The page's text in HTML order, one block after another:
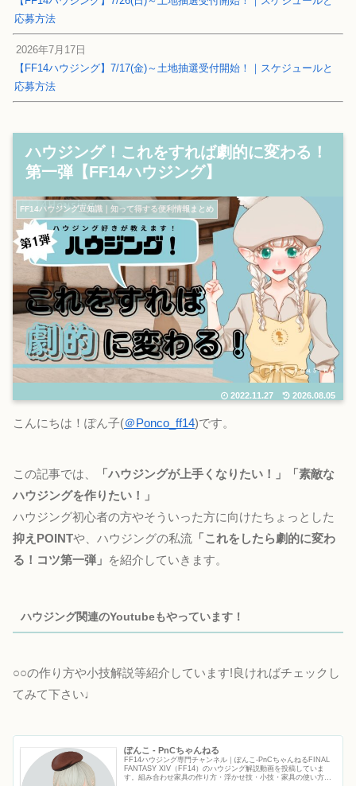
応募方法
2026年7月17日
【FF14ハウジング】7/17(金)～土地抽選受付開始！｜スケジュールと
応募方法
ハウジング！これをすれば劇的に変わる！
第一弾【FF14ハウジング】
FF14ハウジング豆知識｜知って得する便利情報まとめ
2022.11.27 2026.08.05
こんにちは！ぽん子(＠Ponco_ff14)です。
この記事では、
「ハウジングが上手くなりたい！」「素敵な
ハウジングを作りたい！」
ハウジング初心者の方やそういった方に向けたちょっとした
抑えPOINTや、ハウジングの私流 「これをしたら劇的に変わ
る！コツ第一弾」 を紹介していきます。
ハウジング関連のYoutubeもやっています！
○○の作り方や小技解説等紹介しています!良ければチェックし
てみて下さい♩
ぽんこ - PnCちゃんねる
FF14ハウジング専門チャンネル｜ぽんこ‐PnCちゃんねるFINAL
FANTASY XIV（FF14）のハウジング解説動画を投稿していま
す。組み合わせ家具の作り方・浮かせ技・小技・家具の使い方な